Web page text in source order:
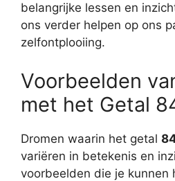
belangrijke lessen en
ons verder helpen op ons
zelfontplooiing.
Voorbeelden
met het Getal
Dromen waarin het getal
variëren in betekenis en
voorbeelden die je kunnen